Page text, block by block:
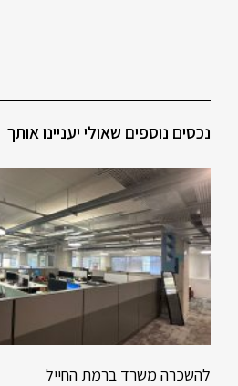
נכסים נוספים שאולי יעניינו אותך
להשכרה משרד ברמת החייל